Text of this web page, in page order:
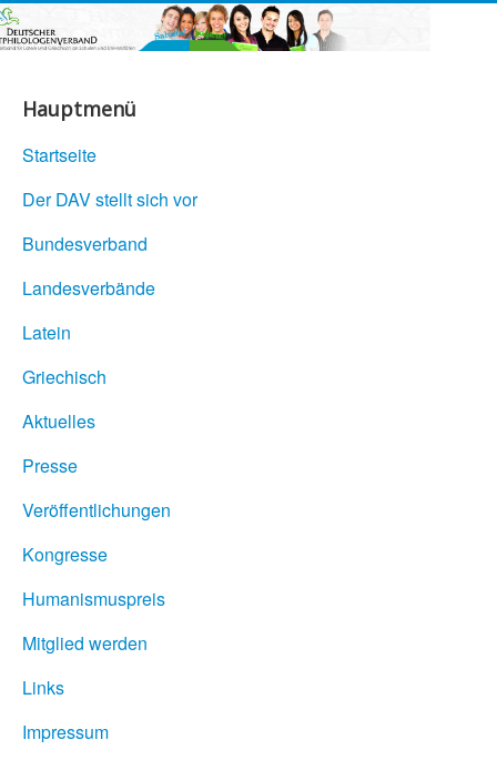
Hauptmenü
Startseite
Der DAV stellt sich vor
Bundesverband
Landesverbände
Latein
Griechisch
Aktuelles
Presse
Veröffentlichungen
Kongresse
Humanismuspreis
Mitglied werden
Links
Impressum